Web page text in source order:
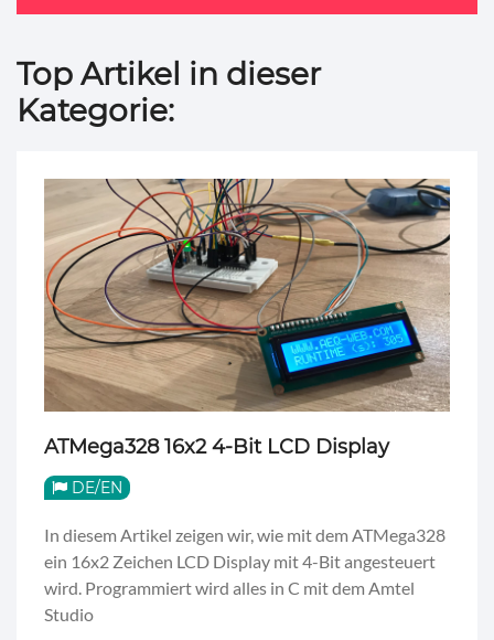
Top Artikel in dieser
Kategorie:
ATMega328 16x2 4-Bit LCD Display
DE/EN
In diesem Artikel zeigen wir, wie mit dem ATMega328
ein 16x2 Zeichen LCD Display mit 4-Bit angesteuert
wird. Programmiert wird alles in C mit dem Amtel
Studio